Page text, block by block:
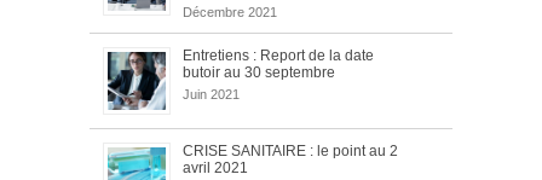
Décembre 2021
Entretiens : Report de la date
butoir au 30 septembre
Juin 2021
CRISE SANITAIRE : le point au 2
avril 2021